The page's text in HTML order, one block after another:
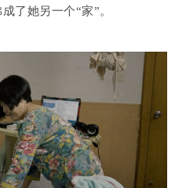
了她另一个“家”。